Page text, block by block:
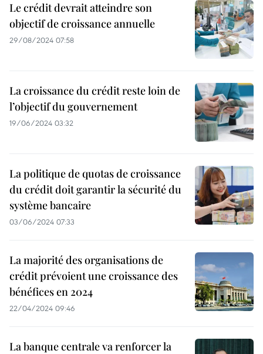
Le crédit devrait atteindre son
objectif de croissance annuelle
29/08/2024 07:58
La croissance du crédit reste loin de
l’objectif du gouvernement
19/06/2024 03:32
La politique de quotas de croissance
du crédit doit garantir la sécurité du
système bancaire
03/06/2024 07:33
La majorité des organisations de
crédit prévoient une croissance des
bénéfices en 2024
22/04/2024 09:46
La banque centrale va renforcer la